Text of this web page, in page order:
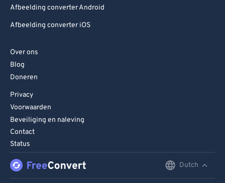
Afbeelding converter Android
Afbeelding converter iOS
Over ons
Blog
Doneren
Privacy
Voorwaarden
Beveiliging en naleving
Contact
Status
Dutch